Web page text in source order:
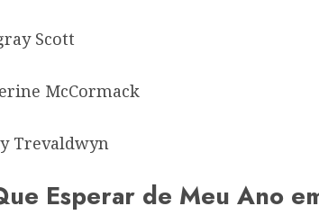
Scott
McCormack
Trevaldwyn
Esperar de Meu Ano